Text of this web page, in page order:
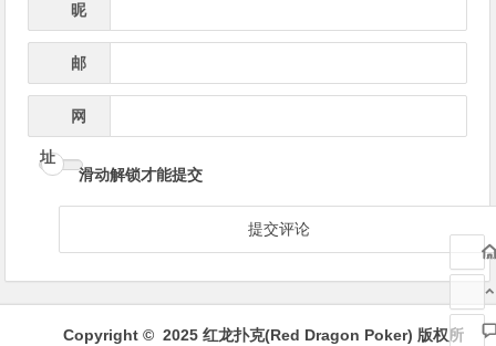
昵
邮
网
址
滑动解锁才能提交
Copyright © 2025 红龙扑克(Red Dragon Poker) 版权所